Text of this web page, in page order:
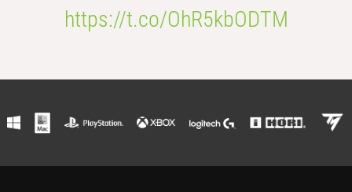
https://t.co/OhR5kbODTM